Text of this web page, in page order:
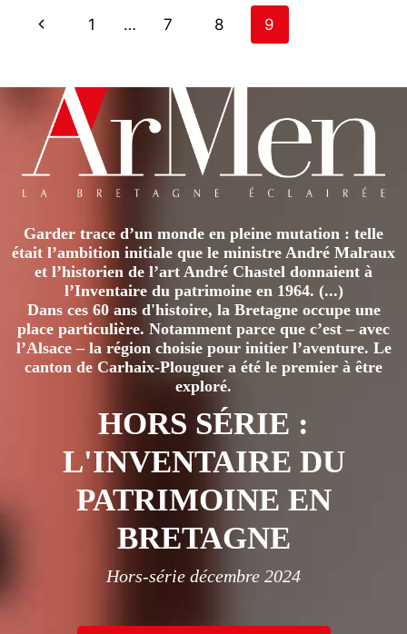
PAGE
Previous
1 … 7 8 9
Garder trace d’un monde en pleine mutation : telle
était l’ambition initiale que le ministre André Malraux
et l’historien de l’art André Chastel donnaient à
l’Inventaire du patrimoine en 1964. (...)
Dans ces 60 ans d'histoire, la Bretagne occupe une
place particulière. Notamment parce que c’est – avec
l’Alsace – la région choisie pour initier l’aventure. Le
canton de Carhaix-Plouguer a été le premier à être
exploré.
HORS SÉRIE :
L'INVENTAIRE DU
PATRIMOINE EN
BRETAGNE
Hors-série décembre 2024